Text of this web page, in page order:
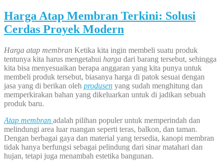
Harga Atap Membran Terkini: Solusi
Cerdas Proyek Modern
Harga atap membran Ketika kita ingin membeli suatu produk
tentunya kita harus mengetahui harga dari barang tersebut, sehingga
kita bisa menyesuaikan berapa anggaran yang kita punya untuk
membeli produk tersebut, biasanya harga di patok sesuai dengan
jasa yang di berikan oleh produsen yang sudah menghitung dan
memperkirakan bahan yang dikeluarkan untuk di jadikan sebuah
produk baru.
Atap membran adalah pilihan populer untuk memperindah dan
melindungi area luar ruangan seperti teras, balkon, dan taman.
Dengan berbagai gaya dan material yang tersedia, kanopi membran
tidak hanya berfungsi sebagai pelindung dari sinar matahari dan
hujan, tetapi juga menambah estetika bangunan.